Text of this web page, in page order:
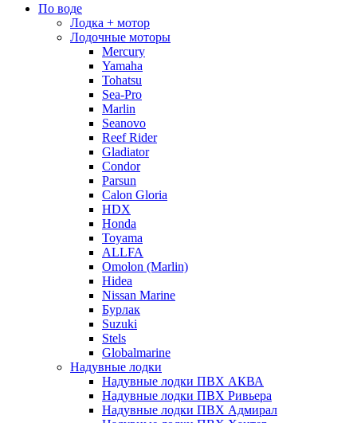
По воде
Лодка + мотор
Лодочные моторы
Mercury
Yamaha
Tohatsu
Sea-Pro
Marlin
Seanovo
Reef Rider
Gladiator
Condor
Parsun
Calon Gloria
HDX
Honda
Toyama
ALLFA
Omolon (Marlin)
Hidea
Nissan Marine
Бурлак
Suzuki
Stels
Globalmarine
Надувные лодки
Надувные лодки ПВХ АКВА
Надувные лодки ПВХ Ривьера
Надувные лодки ПВХ Адмирал